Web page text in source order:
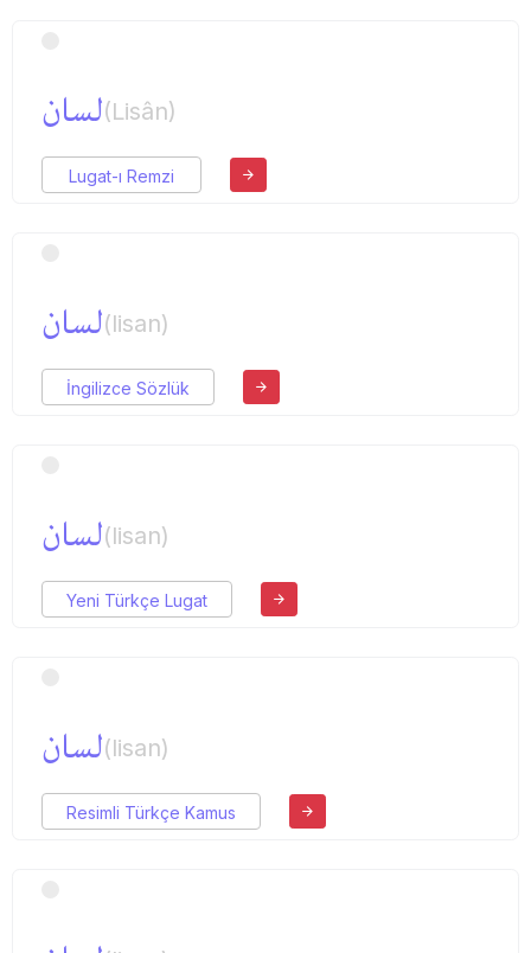
لسان(Lisân)
Lugat-ı Remzi
لسان(lisan)
İngilizce Sözlük
لسان(lisan)
Yeni Türkçe Lugat
لسان(lisan)
Resimli Türkçe Kamus